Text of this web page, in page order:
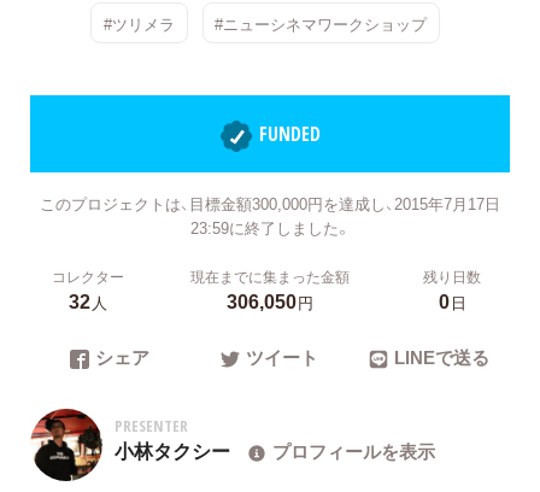
#ツリメラ #ニューシネマワークショップ
FUNDED
このプロジェクトは、目標金額300,000円を達成し、2015年7月17日
23:59に終了しました。
コレクター
32人
現在までに集まった金額
306,050円
残り日数
0日
シェア ツイート LINEで送る
PRESENTER
小林タクシー プロフィールを表示